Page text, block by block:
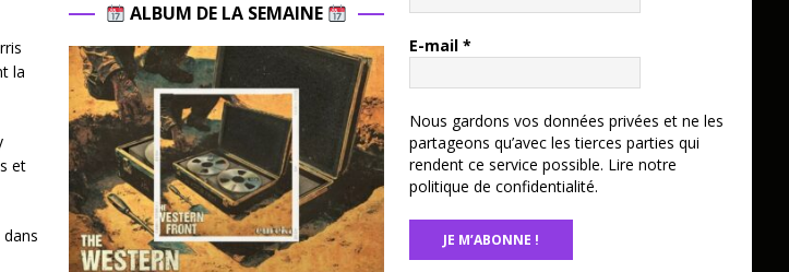
la
et
ALBUM DE LA SEMAINE
E-mail *
Nous gardons vos données privées et ne les
partageons qu’avec les tierces parties qui
rendent ce service possible. Lire notre
politique de confidentialité.